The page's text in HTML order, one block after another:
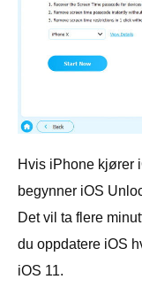
Hvis iPhone kjører
begynner iOS
Det vil ta flere
du oppdatere iOS
iOS 11.